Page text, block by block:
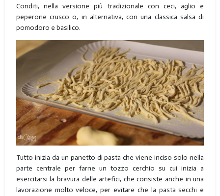
Conditi, nella versione più tradizionale con ceci, aglio e
peperone crusco o, in alternativa, con una classica salsa di
pomodoro e basilico.
Tutto inizia da un panetto di pasta che viene inciso solo nella
parte centrale per farne un tozzo cerchio su cui inizia a
esercitarsi la bravura delle artefici, che consiste anche in una
lavorazione molto veloce, per evitare che la pasta secchi e